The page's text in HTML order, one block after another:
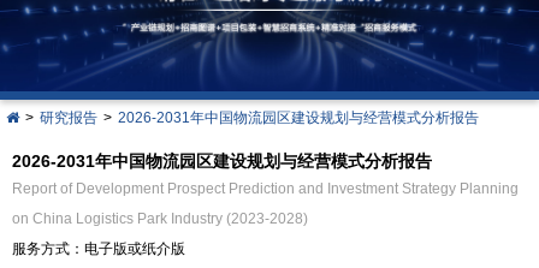
> 研究报告 > 2026-2031年中国物流园区建设规划与经营模式分析报告
2026-2031年中国物流园区建设规划与经营模式分析报告
Report of Development Prospect Prediction and Investment Strategy Planning
on China Logistics Park Industry (2023-2028)
服务方式：电子版或纸介版